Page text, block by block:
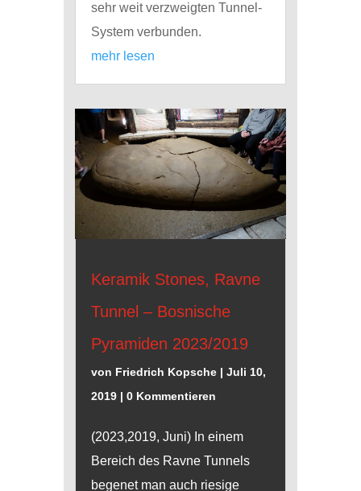
sehr weit verzweigten Tunnel-
System verbunden.
mehr lesen
Keramik Stones, Ravne
Tunnel – Bosnische
Pyramiden 2023/2019
von Friedrich Kopsche |Juli 10,
2019 | 0 Kommentieren
(2023,2019, Juni) In einem
Bereich des Ravne Tunnels
begenet man auch riesige